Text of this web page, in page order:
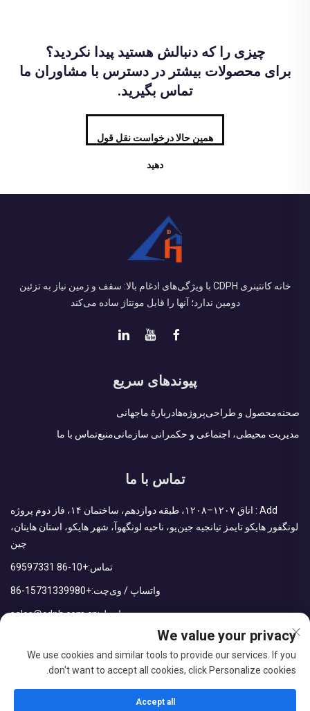
چیزی را که دنبالش هستید پیدا نکردید؟
برای محصولات بیشتر در دسترس با مشاوران ما
تماس بگیرید.
همین حالا درخواست نقل قول
دهید
خانه کانتینری CDPH با ویژگی‌های ادغام بالا: سقف و زمین نیاز به تزئین
دومین ندارد؛ آنها را قابل مونتاژ ساده می‌کند
پیوندهای سریع
صحنهمحصول و طراحیپروژه‌هادربارهٔ ماجهانی
مدیریت محیطی، اجتماعی و حکمرانی سازمانیمنبعتماس با ما
تماس با ما
Add : اتاق ۱۲۰۷–۱۲۰۸، طبقه دوازدهم، ساختمان ۱۴، فاز دوم پروژه
لونگفور هایکو تایمز تیانجیه جین‌یو، ناحیه لونگهوآ، شهر هایکو، استان هاینان،
چین
تماس:+86-10 69597331
واتساپ / وی‌چت:+86-15731339980
ایمیل:sales@cdph.com.cn
است.
We value your privacy
We use cookies and similar tools to provide our services. If you
don't want to accept all cookies, click Personalize cookies.
Accept all